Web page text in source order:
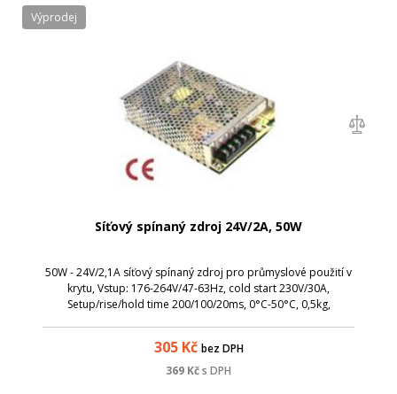
Síťový spínaný zdroj 24V/2A, 50W
50W - 24V/2,1A síťový spínaný zdroj pro průmyslové použití v
krytu, Vstup: 176-264V/47-63Hz, cold start 230V/30A,
Setup/rise/hold time 200/100/20ms, 0°C-50°C, 0,5kg,
305Kč bez DPH
369 Kčs DPH
Výprodej